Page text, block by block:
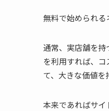
無料で始められ
通常、実店舗を
を利用すれば、
て、大きな価値を
本来であればサ